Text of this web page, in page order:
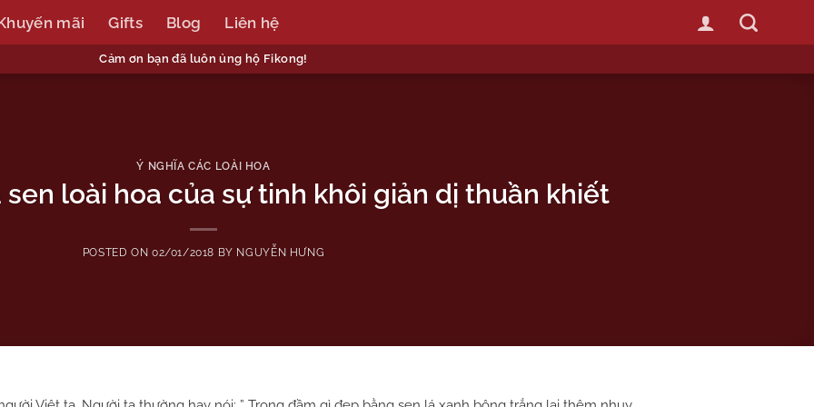
mãi Gifts Blog Liên hệ
Cảm ơn bạn đã luôn ủng hộ Fikong!
Ý NGHĨA CÁC LOÀI HOA
sen loài hoa của sự tinh khôi giản dị thuần khiết
POSTED ON 02/01/2018 BY NGUYỄN HƯNG